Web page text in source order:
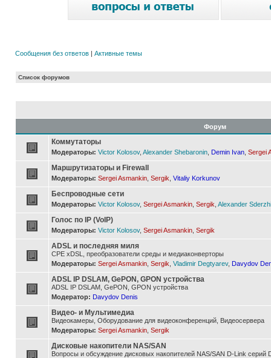
Сообщения без ответов | Активные темы
Список форумов
Форум
Коммутаторы
Модераторы: Victor Kolosov, Alexander Shebaronin Demin Ivan Sergei
Маршрутизаторы и Firewall
Модераторы: Sergei Asmankin Sergik Vitaliy Korkunov
Беспроводные сети
Модераторы: Victor Kolosov, Sergei Asmankin Sergik Alexander
Голос по IP (VoIP)
Модераторы: Victor Kolosov, Sergei Asmankin Sergik
ADSL и последняя миля
CPE xDSL, преобразователи среды и медиаконверторы
Модераторы: Sergei Asmankin Sergik Vladimir Degtyarev, Davydov
ADSL IP DSLAM, GePON, GPON устройства
ADSL IP DSLAM, GePON, GPON устройства
Модератор: Davydov Denis
Видео- и Мультимедиа
Видеокамеры, Оборудование для видеоконференций, Видеосервера
Модераторы: Sergei Asmankin Sergik
Дисковые накопители NAS/SAN
Вопросы и обсуждение дисковых накопителей NAS/SAN D-Link серий